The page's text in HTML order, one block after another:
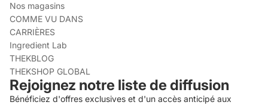
Nos magasins
COMME VU DANS
CARRIÈRES
Ingredient Lab
THEKBLOG
THEKSHOP GLOBAL
Rejoignez notre liste de diffusion
Bénéficiez d'offres exclusives et d'un accès anticipé aux